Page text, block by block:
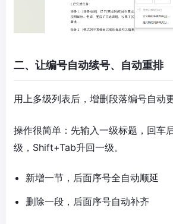
二、让编号自动续号、自动重排
用上多级列表后，增删段落编号自动
操作很简单：先输入一级标题，回车
级，Shift+Tab升回一级。
新增一节，后面序号全自动顺延
删除一段，后面序号自动补齐